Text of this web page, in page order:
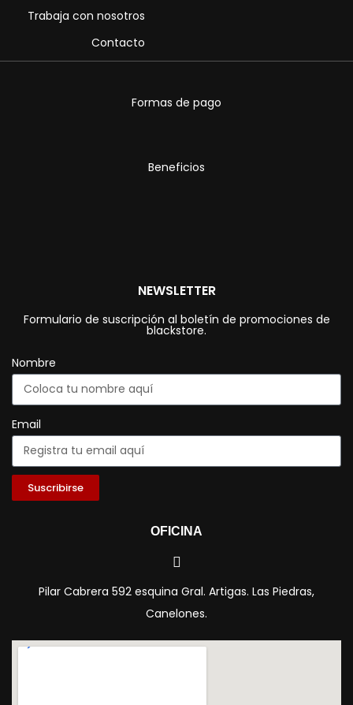
Trabaja con nosotros
Contacto
Formas de pago
Beneficios
NEWSLETTER
Formulario de suscripción al boletín de promociones de
blackstore.
Nombre
Email
Suscribirse
OFICINA
Pilar Cabrera 592 esquina Gral. Artigas. Las Piedras,
Canelones.